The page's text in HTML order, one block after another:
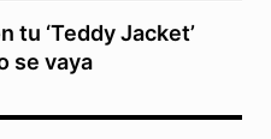
tu ‘Teddy Jacket’
se vaya